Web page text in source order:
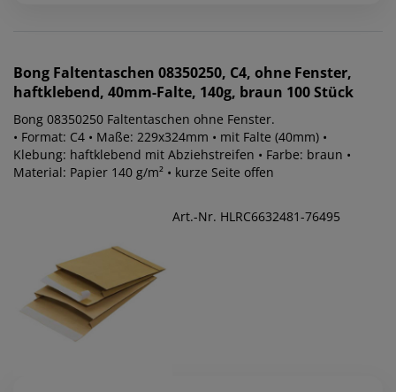
Bong Faltentaschen 08350250, C4, ohne Fenster,
haftklebend, 40mm-Falte, 140g, braun 100 Stück
Bong 08350250 Faltentaschen ohne Fenster.
• Format: C4 • Maße: 229x324mm • mit Falte (40mm) •
Klebung: haftklebend mit Abziehstreifen • Farbe: braun •
Material: Papier 140 g/m² • kurze Seite offen
Art.-Nr. HLRC6632481-76495